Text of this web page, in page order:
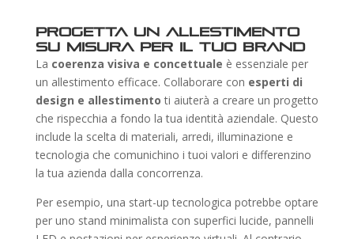
Progetta un allestimento
su misura per il tuo brand
La coerenza visiva e concettuale è essenziale per
un allestimento efficace. Collaborare con esperti di
design e allestimento ti aiuterà a creare un progetto
che rispecchia a fondo la tua identità aziendale. Questo
include la scelta di materiali, arredi, illuminazione e
tecnologia che comunichino i tuoi valori e differenzino
la tua azienda dalla concorrenza.
Per esempio, una start-up tecnologica potrebbe optare
per uno stand minimalista con superfici lucide, pannelli